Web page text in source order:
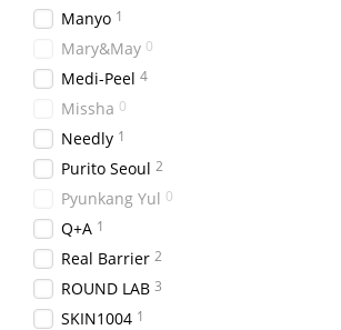
Manyo 1
Mary&May 0
Medi-Peel 4
Missha 0
Needly 1
Purito Seoul 2
Pyunkang Yul 0
Q+A 1
Real Barrier 2
ROUND LAB 3
SKIN1004 1